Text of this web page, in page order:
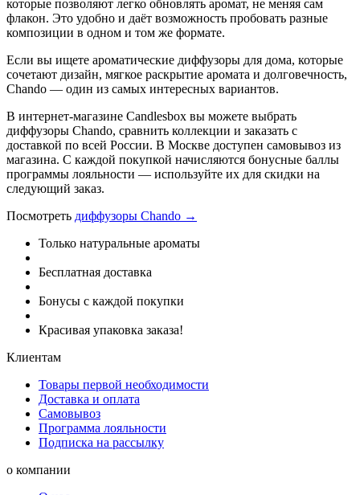
которые позволяют легко обновлять аромат, не меняя сам
флакон. Это удобно и даёт возможность пробовать разные
композиции в одном и том же формате.
Если вы ищете ароматические диффузоры для дома, которые
сочетают дизайн, мягкое раскрытие аромата и долговечность,
Chando — один из самых интересных вариантов.
В интернет-магазине Candlesbox вы можете выбрать
диффузоры Chando, сравнить коллекции и заказать с
доставкой по всей России. В Москве доступен самовывоз из
магазина. С каждой покупкой начисляются бонусные баллы
программы лояльности — используйте их для скидки на
следующий заказ.
Посмотреть диффузоры Chando →
Только натуральные ароматы
Бесплатная доставка
Бонусы с каждой покупки
Красивая упаковка заказа!
Клиентам
Товары первой необходимости
Доставка и оплата
Самовывоз
Программа лояльности
Подписка на рассылку
о компании